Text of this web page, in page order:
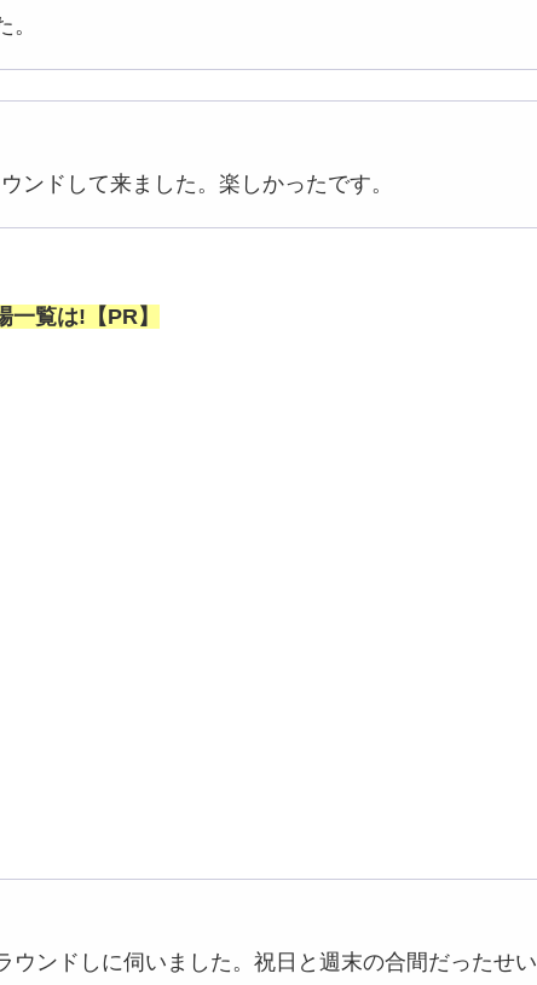
ンドして来ました。楽しかったです。
覧は!【PR】
ウンドしに伺いました。祝日と週末の合間だったせい